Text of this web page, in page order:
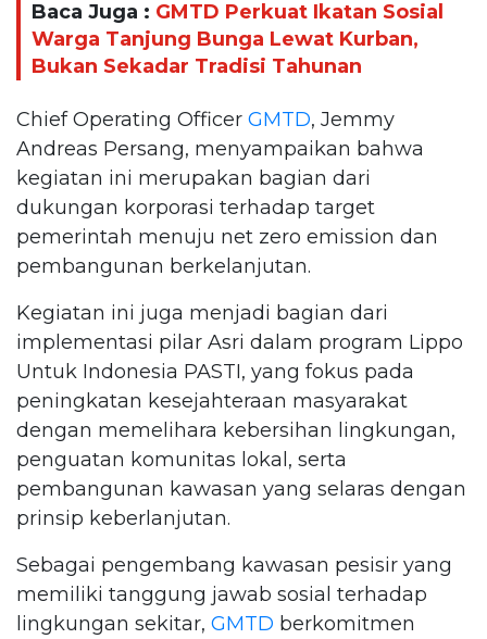
Baca Juga : GMTD Perkuat Ikatan Sosial
Warga Tanjung Bunga Lewat Kurban,
Bukan Sekadar Tradisi Tahunan
Chief Operating Officer GMTD, Jemmy
Andreas Persang, menyampaikan bahwa
kegiatan ini merupakan bagian dari
dukungan korporasi terhadap target
pemerintah menuju net zero emission dan
pembangunan berkelanjutan.
Kegiatan ini juga menjadi bagian dari
implementasi pilar Asri dalam program Lippo
Untuk Indonesia PASTI, yang fokus pada
peningkatan kesejahteraan masyarakat
dengan memelihara kebersihan lingkungan,
penguatan komunitas lokal, serta
pembangunan kawasan yang selaras dengan
prinsip keberlanjutan.
Sebagai pengembang kawasan pesisir yang
memiliki tanggung jawab sosial terhadap
lingkungan sekitar, GMTD berkomitmen